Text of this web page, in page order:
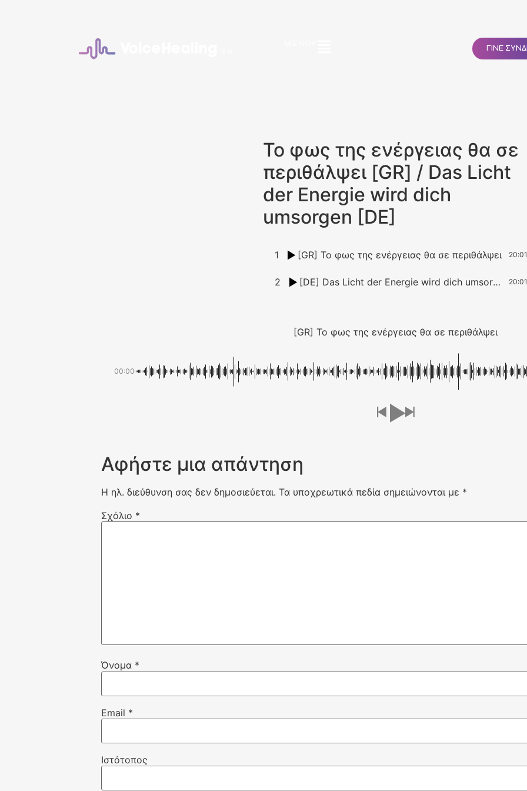
ΓΙΝΕ
Το φως της ενέργειας θα σε
περιθάλψει [GR] / Das Licht
der Energie wird dich
umsorgen [DE]
1 [GR] Το φως της ενέργειας θα σε περιθάλψει 20:01
2 [DE] Das Licht der Energie wird dich umsorgen 20:01
[GR] Το φως της ενέργειας θα σε περιθάλψει
00:00
Αφήστε μια απάντηση
Η ηλ. διεύθυνση σας δεν δημοσιεύεται. Τα υποχρεωτικά πεδία σημειώνονται με *
Σχόλιο *
Όνομα *
Email *
Ιστότοπος